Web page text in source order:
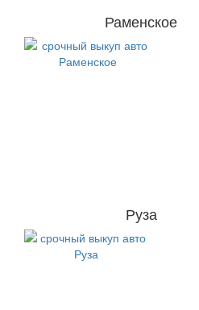
Раменское
Руза